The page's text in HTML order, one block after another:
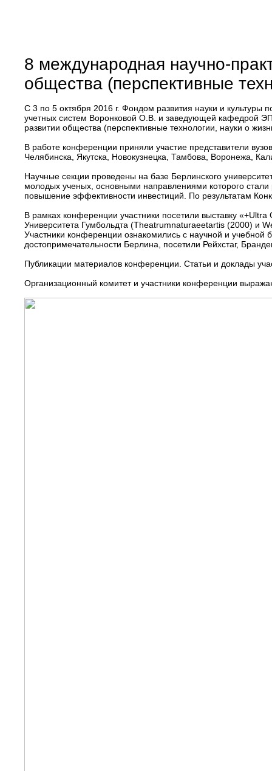
8 международная научно-
общества (перспективные
C 3 по 5 октября 2016 г. Фондом развития науки и
учетных систем Воронковой О.В. и заведующей кафедрой
развитии общества (перспективные технологии, науки о
В работе конференции приняли участие представители
Челябинска, Якутска, Новокузнецка, Тамбова, Воронежа,
Научные секции проведены на базе Берлинского
молодых ученых, основными направлениями которого
повышение эффективности инвестиций. По результатам
В рамках конференции участники посетили выставку
Университета Гумбольдта (Theatrumnaturaeetartis (2000) и
Участники конференции ознакомились с научной и учебной
достопримечательности Берлина, посетили Рейхстаг,
Публикации материалов конференции. Статьи и доклады
Организационный комитет и участники конференции